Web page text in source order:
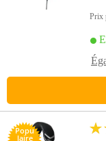
Prix
Popu
laire